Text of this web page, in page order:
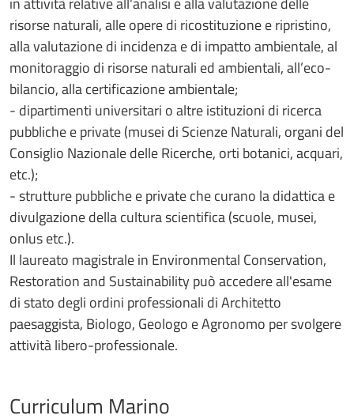
risorse naturali, alle opere di ricostituzione e ripristino,
alla valutazione di incidenza e di impatto ambientale, al
monitoraggio di risorse naturali ed ambientali, all’eco-
bilancio, alla certificazione ambientale;
- dipartimenti universitari o altre istituzioni di ricerca
pubbliche e private (musei di Scienze Naturali, organi del
Consiglio Nazionale delle Ricerche, orti botanici, acquari,
etc.);
- strutture pubbliche e private che curano la didattica e
divulgazione della cultura scientifica (scuole, musei,
onlus etc.).
Il laureato magistrale in Environmental Conservation,
Restoration and Sustainability può accedere all'esame
di stato degli ordini professionali di Architetto
paesaggista, Biologo, Geologo e Agronomo per svolgere
attività libero-professionale.
Curriculum Marino